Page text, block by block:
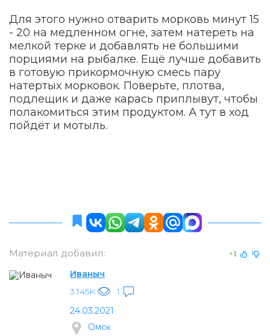
Для этого нужно отварить морковь минут 15
- 20 на медленном огне, затем натереть на
мелкой терке и добавлять не большими
порциями на рыбалке. Ещё лучше добавить
в готовую прикормочную смесь пару
натертых морковок. Поверьте, плотва,
подлещик и даже карась приплывут, чтобы
полакомиться этим продуктом. А тут в ход
пойдёт и мотыль.
Материал добавил: +1
Иваныч
3.145K
1
24.03.2021
Омск